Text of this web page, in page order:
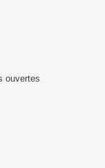
ouvertes